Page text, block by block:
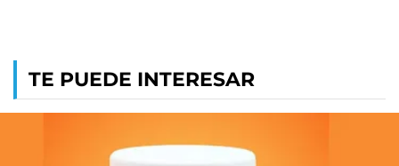
TE PUEDE INTERESAR